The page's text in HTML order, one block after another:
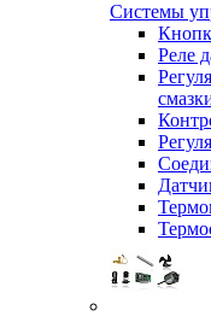
Системы
Реле